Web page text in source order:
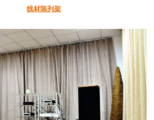
线材陈列架